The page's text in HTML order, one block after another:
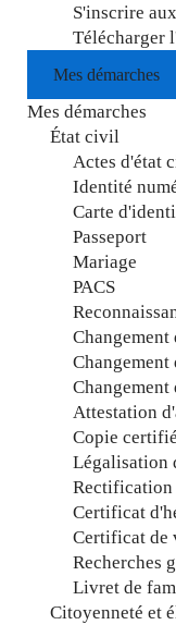
S'inscrire
Télécharger
Mes démarches
Mes démarches
État civil
Actes d'état
Identité
Carte
Passeport
Mariage
PACS
Changement
Changement
Changement
Attestation
Copie
Légalisation
Certificat
Certificat de
Recherches
Livret de
Citoyenneté et